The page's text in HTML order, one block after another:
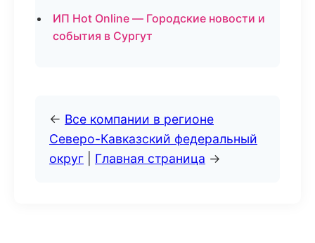
ИП Hot Online — Городские новости и
события в Сургут
← Все компании в регионе
Северо-Кавказский федеральный
округ
Главная страница →